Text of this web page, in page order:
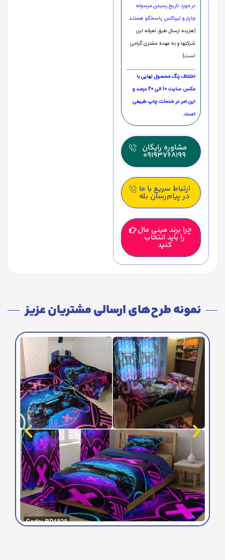
در مورد تاریخ رسیدن مرسوله
چاپار و تیپاکس پاسخگو هستند.
(هزینه ارسال طبق تعرفه این
شرکتها و به عهده مشتری گرامی
است)
اختلاف رنگ محصول نهایی با
عکس سایت 10 الی 20 درصد و
این امر در خدمات چاپ طبیعی
است.
مشاوره رایگان
09193768199
ارتباط سریع با ما
در پیام‌رسان بله
چرا برند مینی مال
را باید انتخاب
کنید
نمونه طرح‌های ارسالی مشتریان عزیز